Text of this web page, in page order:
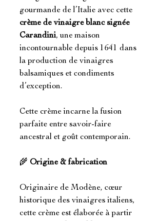
gourmande de l’Italie avec cette
crème de vinaigre blanc signée
Carandini, une maison
incontournable depuis 1641 dans
la production de vinaigres
balsamiques et condiments
d’exception.
Cette crème incarne la fusion
parfaite entre savoir-faire
ancestral et goût contemporain.
🌾 Origine & fabrication
Originaire de Modène, cœur
historique des vinaigres italiens,
cette crème est élaborée à partir